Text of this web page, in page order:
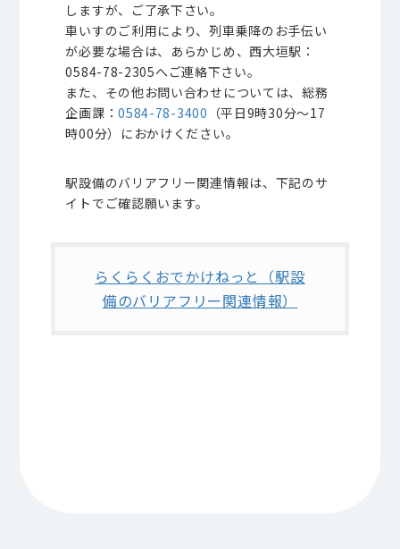
しますが、ご了承下さい。
車いすのご利用により、列車乗降のお手伝い
が必要な場合は、あらかじめ、西大垣駅：
0584-78-2305へご連絡下さい。
また、その他お問い合わせについては、総務
企画課：0584-78-3400 （平日9時30分～17
時00分）におかけください。
駅設備のバリアフリー関連情報は、下記のサ
イトでご確認願います。
らくらくおでかけねっと（駅設
備のバリアフリー関連情報）